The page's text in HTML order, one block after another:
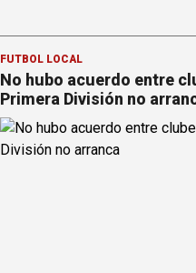
FÚTBOL LOCAL
No hubo acuerdo entre
Primera División no